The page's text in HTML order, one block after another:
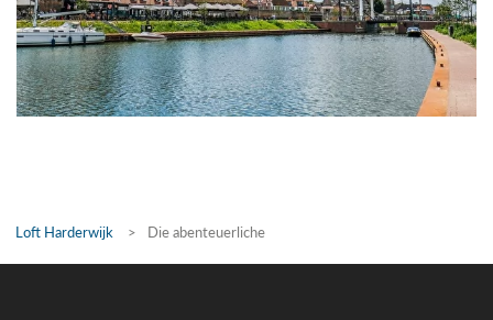
Loft Harderwijk > Die abenteuerliche